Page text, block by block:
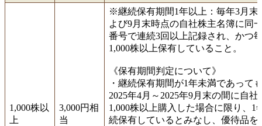
1,000株以
上
3,000円相
当
※継続保有期間1年以上：毎年3月末
よび9月末時点の自社株主名簿に同
番号で連続3回以上記録され、かつ
1,000株以上保有していること。
《保有期間判定について》
・継続保有期間が1年未満であって
2025年4月～2025年9月末の間に自社
1,000株以上購入した場合に限り、1
続保有しているとみなし、優待品を